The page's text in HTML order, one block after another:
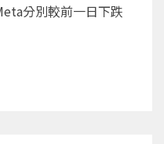
分別較前一日下跌